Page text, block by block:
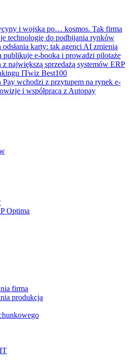
i wojska po… kosmos. Tak firma
technologię do podbijania rynków
odsłania karty: tak agenci AI zmienią
publikuje e-booka i prowadzi pilotaże
z największą sprzedażą systemów ERP
ITwiz Best100
Pay wchodzi z przytupem na rynek e-
i współpraca z Autopay
Optima
firmą
produkcją